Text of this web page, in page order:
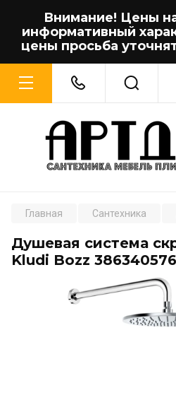
Внимание! Цены
информативный
цены просьба
Главная Сантехника
Душевая система
Kludi Bozz 386340576